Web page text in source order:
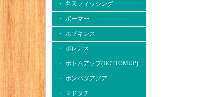
・ 弁天フィッシング
・ ボーマー
・ ホプキンス
・ ボレアス
・ ボトムアップ(BOTTOMUP)
・ ボンバダアグア
・ マドタチ